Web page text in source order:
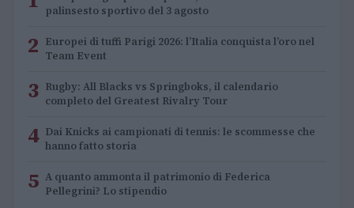
palinsesto sportivo del 3 agosto
2 Europei di tuffi Parigi 2026: l’Italia conquista l’oro nel
Team Event
3 Rugby: All Blacks vs Springboks, il calendario
completo del Greatest Rivalry Tour
4 Dai Knicks ai campionati di tennis: le scommesse che
hanno fatto storia
5 A quanto ammonta il patrimonio di Federica
Pellegrini? Lo stipendio